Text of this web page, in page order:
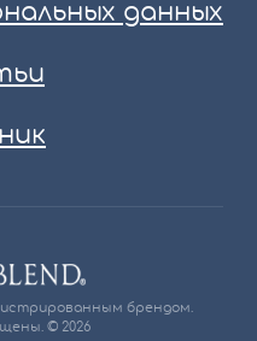
данных
брендом.
© 2026